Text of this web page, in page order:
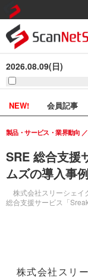
2026.08.09(日)
NEW! 会員記事
SRE 総合支援
ムズの導入事
株式会社スリーシェイ
総合支援サービス「
製品・サービス・業界動向
株式会社スリ